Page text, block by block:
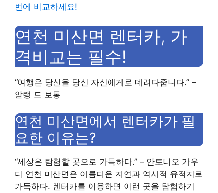
번에 비교하세요!
연천 미산면 렌터카, 가
격비교는 필수!
“여행은 당신을 당신 자신에게로 데려다줍니다.” –
알랭 드 보통
연천 미산면에서 렌터카가 필
요한 이유는?
“세상은 탐험할 곳으로 가득하다.” – 안토니오 가우
디 연천 미산면은 아름다운 자연과 역사적 유적지로
가득하다. 렌터카를 이용하면 이런 곳을 탐험하기